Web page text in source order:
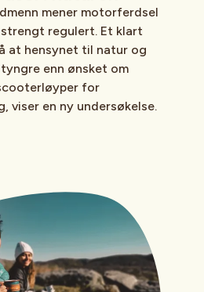
mener motorferdsel
regulert. Et klart
at hensynet til natur og
enn ønsket om
for
viser en ny undersøkelse.